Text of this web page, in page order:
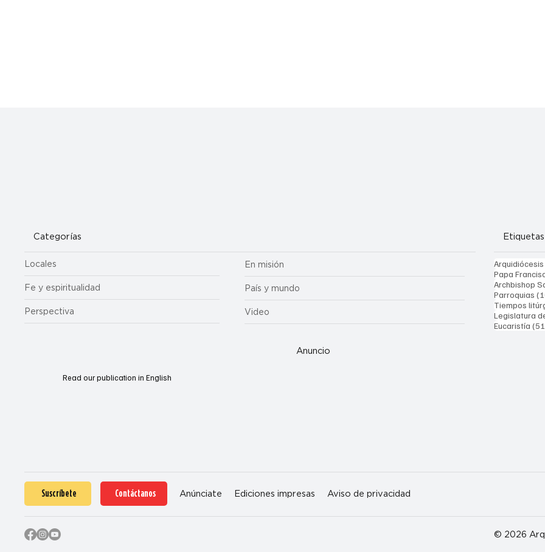
Categorías
Locales
Fe y espiritualidad
Perspectiva
En misión
País y mundo
Video
Papa
Archbishop
Parroquias
Tiempos
Legislatura
Eucaristía
Read our publication in English
Anuncio
Suscríbete Contáctanos Anúnciate Ediciones impresas Aviso de privacidad
© 2026